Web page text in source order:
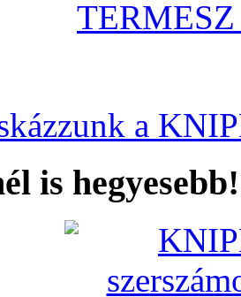
a
is hegyesebb!